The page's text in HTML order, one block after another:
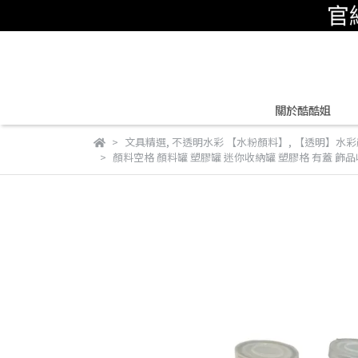
關於酷酷姐
文具精選, 不透明水彩 【水粉顏料】 ,
【透明】水
顏料空格 顏料罐 塑膠罐 迷你收納罐 塑膠格 有蓋 飾